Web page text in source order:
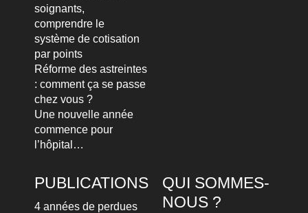
soignants,
comprendre le
système de cotisation
par points
Réforme des astreintes
: comment ça se passe
chez vous ?
Une nouvelle année
commence pour
l’hôpital…
PUBLICATIONS
4 années de perdues
QUI SOMMES-
NOUS ?